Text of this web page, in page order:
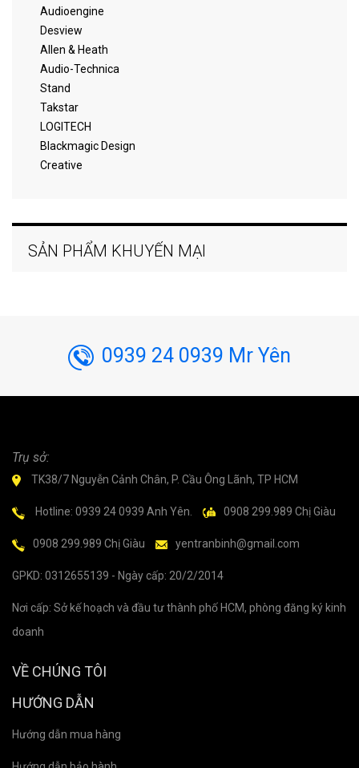
Audioengine
Desview
Allen & Heath
Audio-Technica
Stand
Takstar
LOGITECH
Blackmagic Design
Creative
SẢN PHẨM KHUYẾN MẠI
0939 24 0939 Mr Yên
Trụ sở:
TK38/7 Nguyễn Cảnh Chân, P. Cầu Ông Lãnh, TP HCM
Hotline: 0939 24 0939 Anh Yên. 0908 299.989 Chị Giàu
0908 299.989 Chị Giàu yentranbinh@gmail.com
GPKD: 0312655139 - Ngày cấp: 20/2/2014
Nơi cấp: Sở kế hoạch và đầu tư thành phố HCM, phòng đăng ký kinh
doanh
VỀ CHÚNG TÔI
HƯỚNG DẪN
Hướng dẫn mua hàng